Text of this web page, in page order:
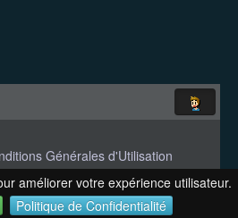
améliorer votre expérience utilisateur.
Politique de Confidentialité
Générales d'Utilisation
Contact
Version 1.27